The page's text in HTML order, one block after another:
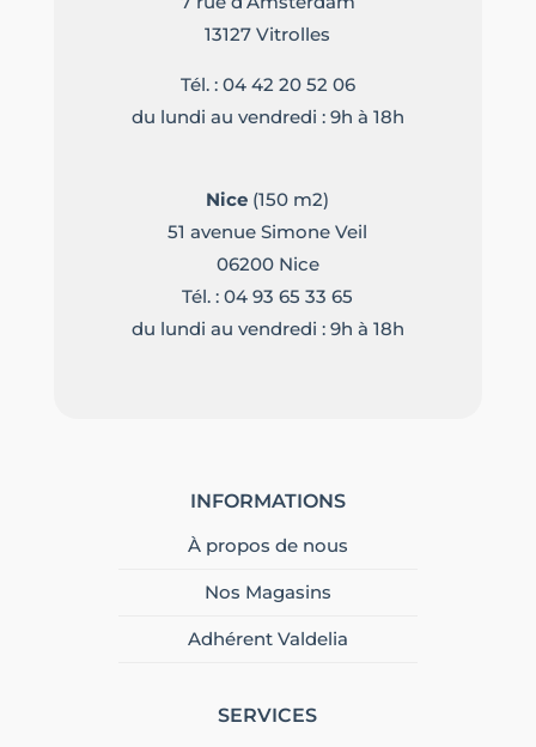
13127 Vitrolles
Tél. : 04 42 20 52 06
du lundi au vendredi : 9h à 18h
Nice (150 m2)
51 avenue Simone Veil
06200 Nice
Tél. :04 93 65 33 65
du lundi au vendredi : 9h à 18h
INFORMATIONS
À propos de nous
Nos Magasins
Adhérent Valdelia
SERVICES